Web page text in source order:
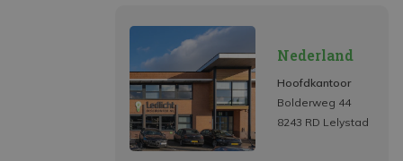
Nederland
Hoofdkantoor
Bolderweg 44
8243 RD Lelystad